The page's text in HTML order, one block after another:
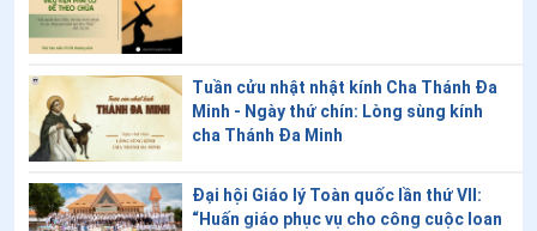
hội Á Châu lắng nghe, phân định và cùng xây dựng những
nhịp cầu
12.Đức Tổng giám mục Bộ trưởng Bộ Giám mục đề cao
vai trò của các phụ nữ giúp Bộ Giám mục tuyển chọn
các giám mục
13.Chắc đây là những công việc “ấn tượng” nhất thế
giới của Công giáo
Tuần cửu nhật nhật kính Cha Thánh Đa
Minh - Ngày thứ chín: Lòng sùng kính
cha Thánh Đa Minh
Đại hội Giáo lý Toàn quốc lần thứ VII:
“Huấn giáo phục vụ cho công cuộc loan